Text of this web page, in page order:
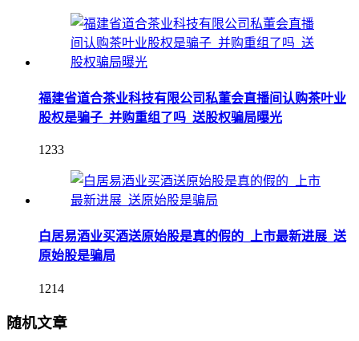
福建省道合茶业科技有限公司私董会直播间认购茶叶业
股权是骗子_并购重组了吗_送股权骗局曝光
1233
白居易酒业买酒送原始股是真的假的_上市最新进展_送
原始股是骗局
1214
随机文章